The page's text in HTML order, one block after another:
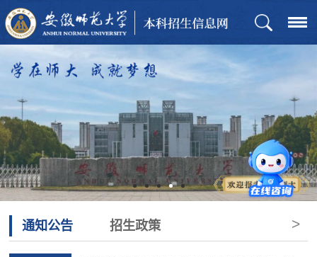
通知公告 招生政策 >